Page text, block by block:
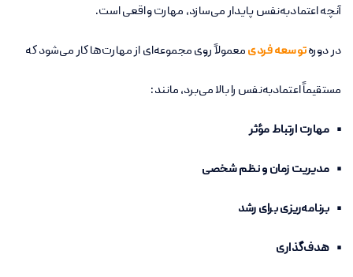
آنچه اعتمادبه‌نفس پایدار می‌سازد، مهارت واقعی است.
در دورهتوسعه فردیمعمولاً روی مجموعه‌ای از مهارت‌ها کار می‌شود که
مستقیماً اعتمادبه‌نفس را بالا می‌برد، مانند:
• مهارت ارتباط مؤثر
• مدیریت زمان و نظم شخصی
• برنامه‌ریزی برای رشد
• هدف‌گذاری